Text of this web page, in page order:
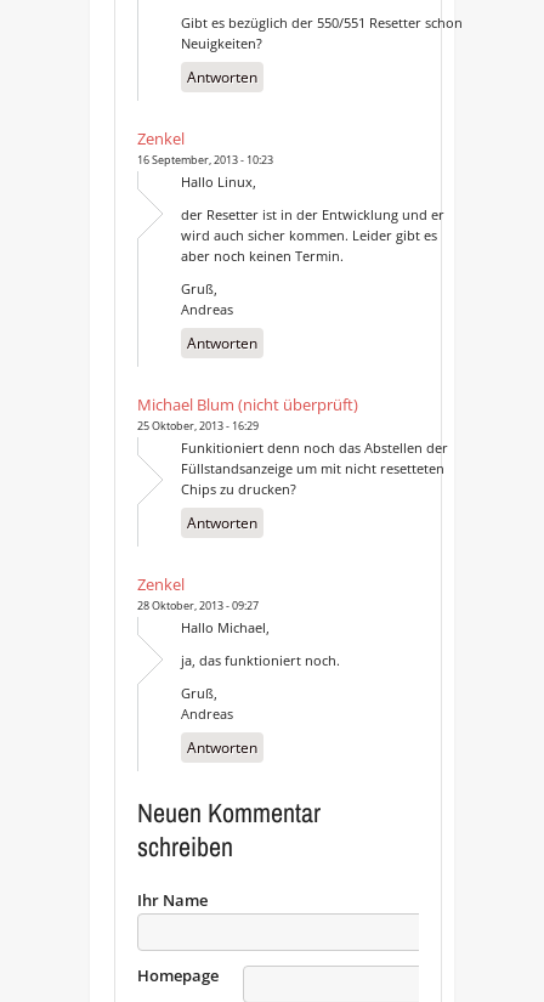
Gibt es bezüglich der 550/551 Resetter schon
Neuigkeiten?
Antworten
Zenkel
16 September, 2013 - 10:23
Hallo Linux,
der Resetter ist in der Entwicklung und er
wird auch sicher kommen. Leider gibt es
aber noch keinen Termin.
Gruß,
Andreas
Antworten
Michael Blum (nicht überprüft)
25 Oktober, 2013 - 16:29
Funkitioniert denn noch das Abstellen der
Füllstandsanzeige um mit nicht resetteten
Chips zu drucken?
Antworten
Zenkel
28 Oktober, 2013 - 09:27
Hallo Michael,
ja, das funktioniert noch.
Gruß,
Andreas
Antworten
Neuen Kommentar
schreiben
Ihr Name
Homepage